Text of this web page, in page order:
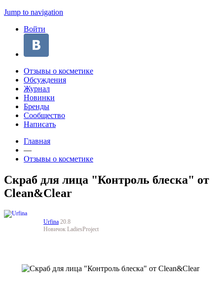
Jump to navigation
Войти
Отзывы о косметике
Обсуждения
Журнал
Новинки
Бренды
Сообщество
Написать
Главная
—
Отзывы о косметике
Скраб для лица "Контроль блеска" от
Clean&Clear
Urfina 20.8
Новичок LadiesProject